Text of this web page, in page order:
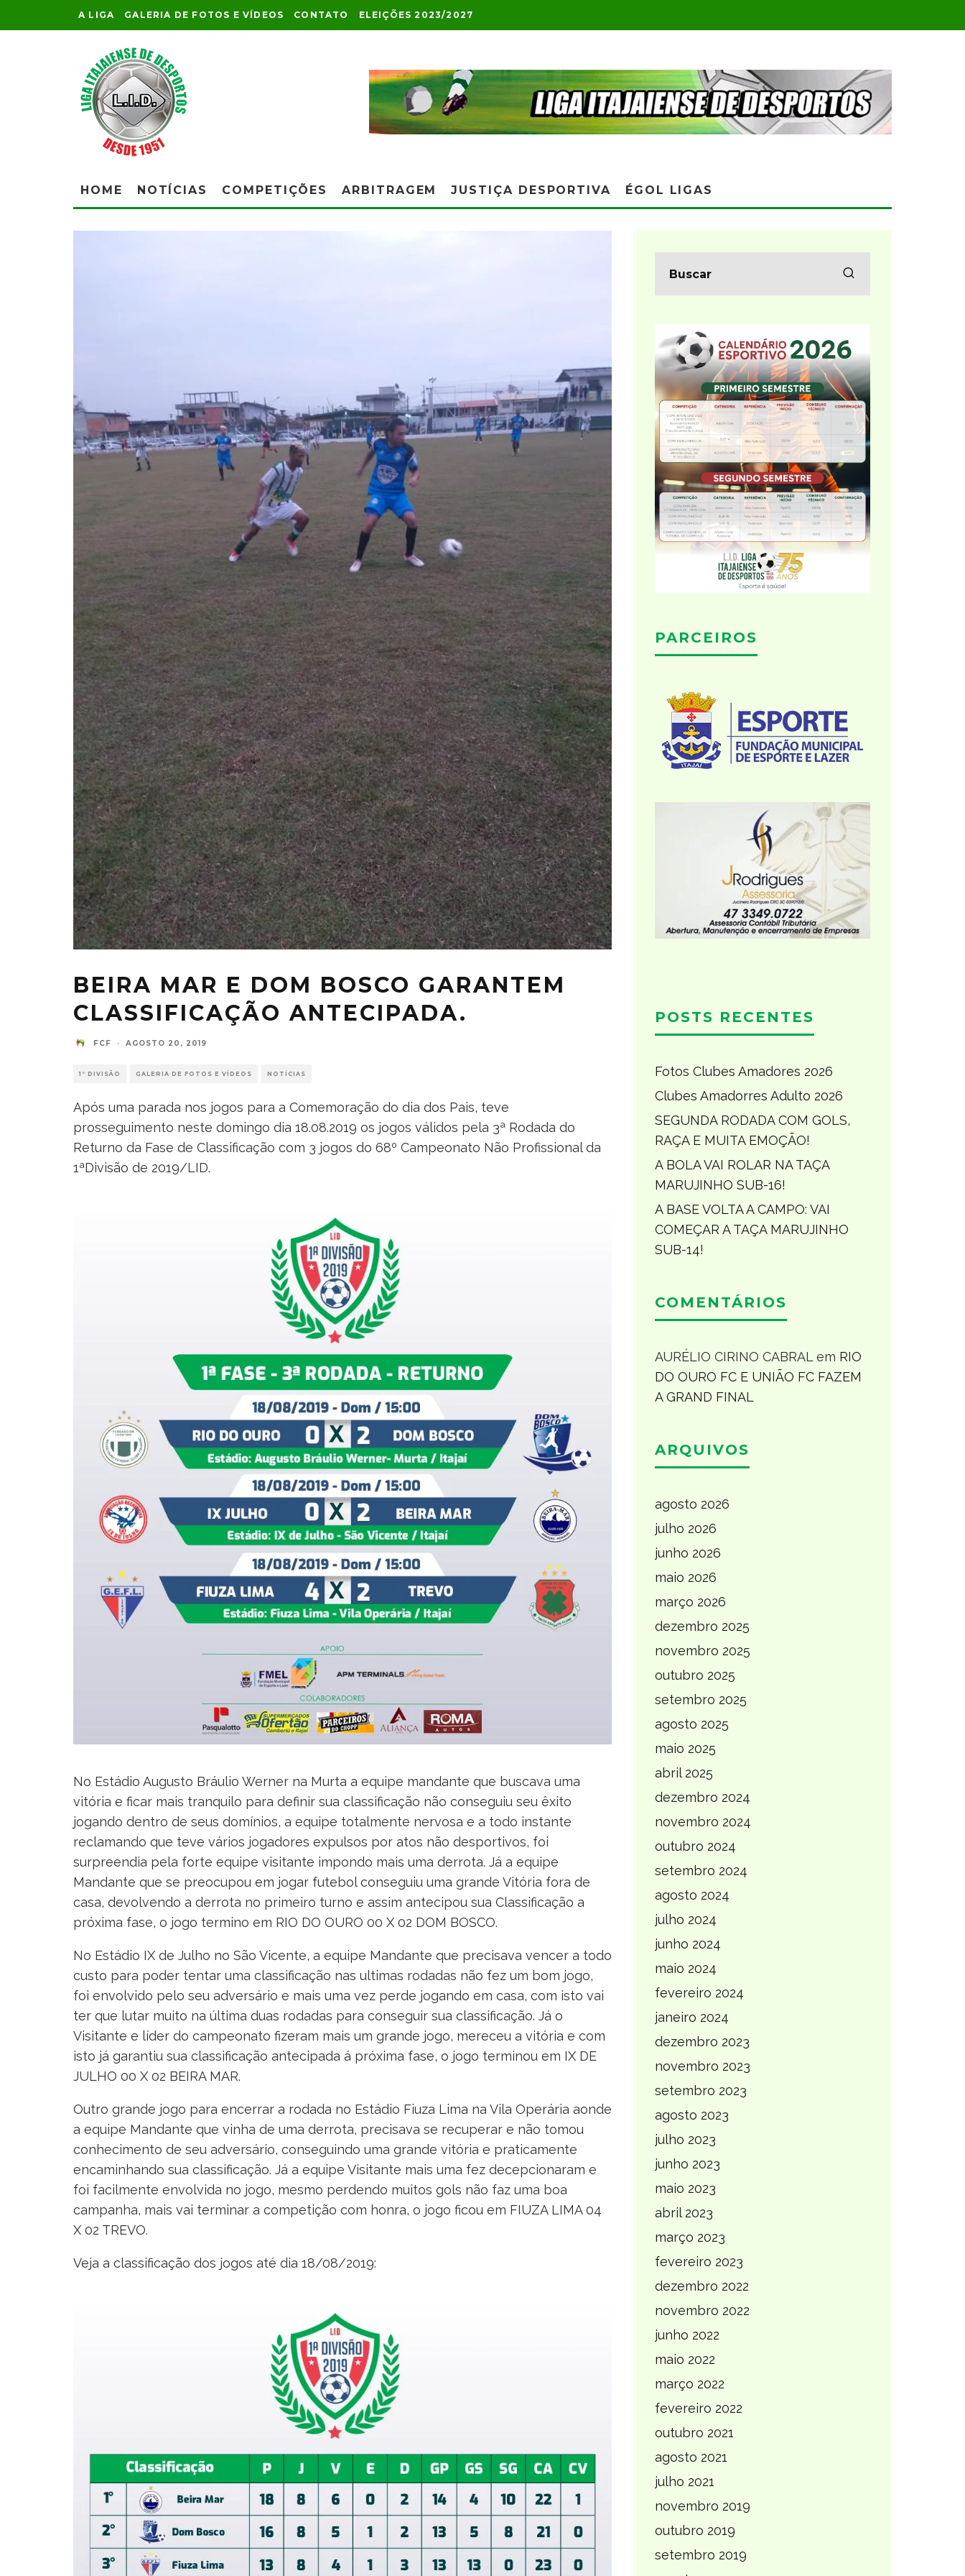
A LIGA GALERIA DE FOTOS E VÍDEOS CONTATO ELEIÇÕES 2023/2027
HOME NOTÍCIAS COMPETIÇÕES ARBITRAGEM JUSTIÇA DESPORTIVA ÉGOL LIGAS
BEIRA MAR E DOM BOSCO GARANTEM
CLASSIFICAÇÃO ANTECIPADA.
FCF · AGOSTO 20, 2019
1ª DIVISÃO GALERIA DE FOTOS E VÍDEOS NOTÍCIAS
Após uma parada nos jogos para a Comemoração do dia dos Pais, teve
prosseguimento neste domingo dia 18.08.2019 os jogos válidos pela 3ª Rodada do
Returno da Fase de Classificação com 3 jogos do 68º Campeonato Não Profissional da
1ªDivisão de 2019/LID.
No Estádio Augusto Bráulio Werner na Murta a equipe mandante que buscava uma
vitória e ficar mais tranquilo para definir sua classificação não conseguiu seu êxito
jogando dentro de seus domínios, a equipe totalmente nervosa e a todo instante
reclamando que teve vários jogadores expulsos por atos não desportivos, foi
surpreendia pela forte equipe visitante impondo mais uma derrota. Já a equipe
Mandante que se preocupou em jogar futebol conseguiu uma grande Vitória fora de
casa, devolvendo a derrota no primeiro turno e assim antecipou sua Classificação a
próxima fase, o jogo termino em RIO DO OURO 00 X 02 DOM BOSCO.
No Estádio IX de Julho no São Vicente, a equipe Mandante que precisava vencer a todo
custo para poder tentar uma classificação nas ultimas rodadas não fez um bom jogo,
foi envolvido pelo seu adversário e mais uma vez perde jogando em casa, com isto vai
ter que lutar muito na última duas rodadas para conseguir sua classificação. Já o
Visitante e líder do campeonato fizeram mais um grande jogo, mereceu a vitória e com
isto já garantiu sua classificação antecipada á próxima fase, o jogo terminou em IX DE
JULHO 00 X 02 BEIRA MAR.
Outro grande jogo para encerrar a rodada no Estádio Fiuza Lima na Vila Operária aonde
a equipe Mandante que vinha de uma derrota, precisava se recuperar e não tomou
conhecimento de seu adversário, conseguindo uma grande vitória e praticamente
encaminhando sua classificação. Já a equipe Visitante mais uma fez decepcionaram e
foi facilmente envolvida no jogo, mesmo perdendo muitos gols não faz uma boa
campanha, mais vai terminar a competição com honra, o jogo ficou em FIUZA LIMA 04
X 02 TREVO.
Veja a classificação dos jogos até dia 18/08/2019:
PARCEIROS
POSTS RECENTES
Fotos Clubes Amadores 2026
Clubes Amadorres Adulto 2026
SEGUNDA RODADA COM GOLS,
RAÇA E MUITA EMOÇÃO!
A BOLA VAI ROLAR NA TAÇA
MARUJINHO SUB-16!
A BASE VOLTA A CAMPO: VAI
COMEÇAR A TAÇA MARUJINHO
SUB-14!
COMENTÁRIOS
AURÉLIO CIRINO CABRAL em RIO
DO OURO FC E UNIÃO FC FAZEM
A GRAND FINAL
ARQUIVOS
agosto 2026
julho 2026
junho 2026
maio 2026
março 2026
dezembro 2025
novembro 2025
outubro 2025
setembro 2025
agosto 2025
maio 2025
abril 2025
dezembro 2024
novembro 2024
outubro 2024
setembro 2024
agosto 2024
julho 2024
junho 2024
maio 2024
fevereiro 2024
janeiro 2024
dezembro 2023
novembro 2023
setembro 2023
agosto 2023
julho 2023
junho 2023
maio 2023
abril 2023
março 2023
fevereiro 2023
dezembro 2022
novembro 2022
junho 2022
maio 2022
março 2022
fevereiro 2022
outubro 2021
agosto 2021
julho 2021
novembro 2019
outubro 2019
setembro 2019